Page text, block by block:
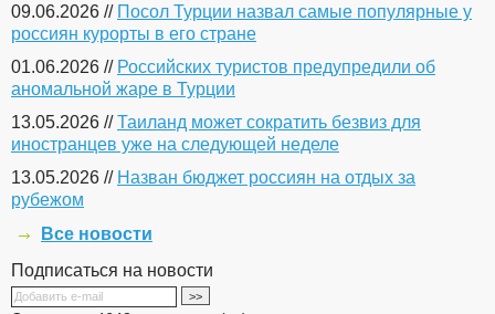
09.06.2026 // Посол Турции назвал самые популярные у
россиян курорты в его стране
01.06.2026 // Российских туристов предупредили об
аномальной жаре в Турции
13.05.2026 // Таиланд может сократить безвиз для
иностранцев уже на следующей неделе
13.05.2026 // Назван бюджет россиян на отдых за
рубежом
Все новости
Подписаться на новости